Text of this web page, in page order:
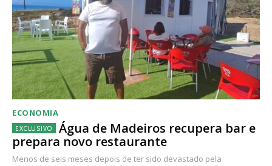
ECONOMIA
Água de Madeiros recupera bar e
prepara novo restaurante
Menos de seis meses depois de ter sido devastado pela